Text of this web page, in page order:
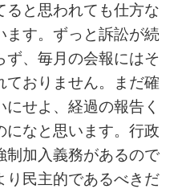
ると思われても仕方な
ます。ずっと訴訟が続
ず、毎月の会報にはそ
ておりません。まだ確
せよ、経過の報告く
になと思います。行政
制加入義務があるので
り民主的であるべきだ